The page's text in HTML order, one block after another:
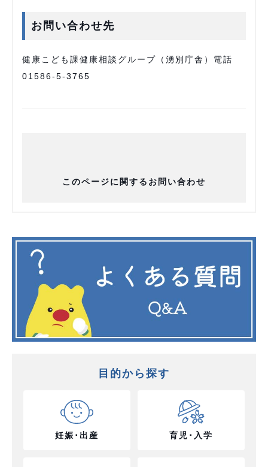
お問い合わせ先
健康こども課健康相談グループ（湧別庁舎）電話
01586-5-3765
このページに関するお問い合わせ
目的から探す
妊娠･出産 育児･入学